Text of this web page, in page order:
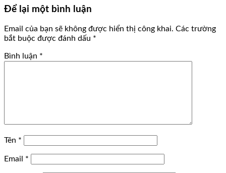
Để lại một bình luận
Email của bạn sẽ không được hiển thị công khai. Các trường
bắt buộc được đánh dấu *
Bình luận *
Tên *
Email *